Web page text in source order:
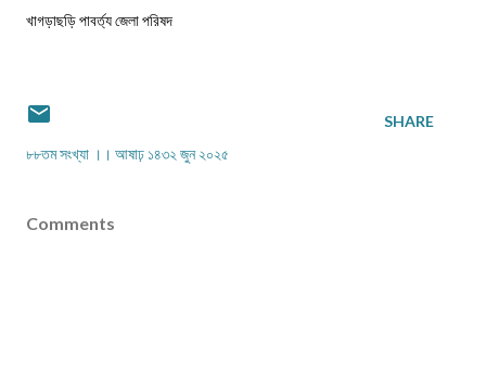
খাগড়াছড়ি পাবর্ত্য জেলা পরিষদ
৮৮তম সংখ্যা ।। আষাঢ় ১৪৩২ জুন ২০২৫
SHARE
Comments